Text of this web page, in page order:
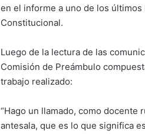
en el informe a uno de los
Constitucional.
Luego de la lectura de las
Comisión de Preámbulo
trabajo realizado:
“Hago un llamado, como
antesala, que es lo que significa